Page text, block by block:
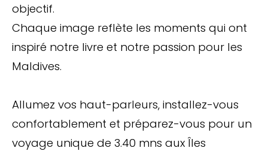
objectif.
Chaque image reflète les moments qui ont
inspiré notre livre et notre passion pour les
Maldives.
Allumez vos haut-parleurs, installez-vous
confortablement et préparez-vous pour un
voyage unique de 3.40 mns aux Îles